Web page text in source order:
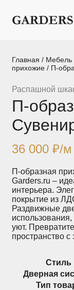
Шкафы-купе
Мебель в
Стеллажи
+7 (926) 192-
Главная / Мебель
прихожие / П-
Распашной
П-
36 000₽/м
П-образная
Garders.ru –
интерьера.
покрытие из
Раздвижные
уют.
пространство с
Стиль
Дверная
Тип